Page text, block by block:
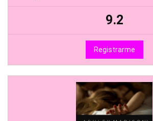
9.2
Registrarme